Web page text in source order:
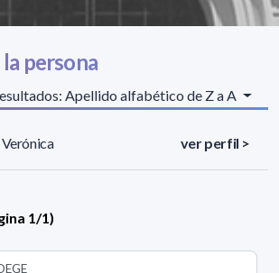
persona
Apellido alfabético de Z a A
ver perfil >
1/1)